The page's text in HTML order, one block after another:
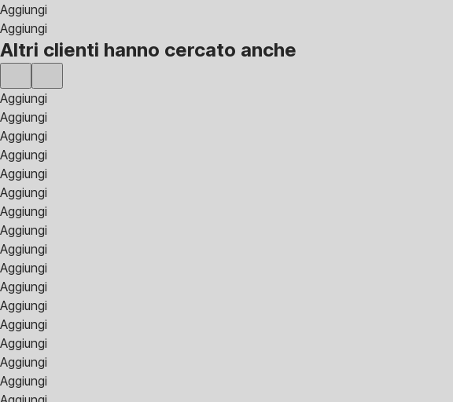
Aggiungi
Aggiungi
Altri clienti hanno cercato anche
Aggiungi
Aggiungi
Aggiungi
Aggiungi
Aggiungi
Aggiungi
Aggiungi
Aggiungi
Aggiungi
Aggiungi
Aggiungi
Aggiungi
Aggiungi
Aggiungi
Aggiungi
Aggiungi